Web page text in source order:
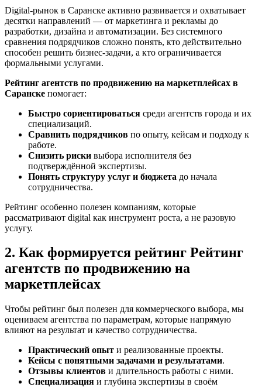
Digital-рынок в Саранске активно развивается и охватывает
десятки направлений — от маркетинга и рекламы до
разработки, дизайна и автоматизации. Без системного
сравнения подрядчиков сложно понять, кто действительно
способен решить бизнес-задачи, а кто ограничивается
формальными услугами.
Рейтинг агентств по продвижению на маркетплейсах в
Саранске помогает:
Быстро сориентироваться среди агентств города и их
специализаций.
Сравнить подрядчиков по опыту, кейсам и подходу к
работе.
Снизить риски выбора исполнителя без
подтверждённой экспертизы.
Понять структуру услуг и бюджета до начала
сотрудничества.
Рейтинг особенно полезен компаниям, которые
рассматривают digital как инструмент роста, а не разовую
услугу.
2. Как формируется рейтинг Рейтинг
агентств по продвижению на
маркетплейсах
Чтобы рейтинг был полезен для коммерческого выбора, мы
оцениваем агентства по параметрам, которые напрямую
влияют на результат и качество сотрудничества.
Практический опыт и реализованные проекты.
Кейсы с понятными задачами и результатами.
Отзывы клиентов и длительность работы с ними.
Специализация и глубина экспертизы в своём